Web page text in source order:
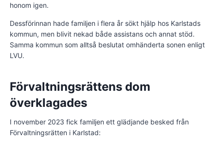
honom igen.
Dessförinnan hade familjen i flera år sökt hjälp hos Karlstads
kommun, men blivit nekad både assistans och annat stöd.
Samma kommun som alltså beslutat omhänderta sonen enligt
LVU.
Förvaltningsrättens dom
överklagades
I november 2023 fick familjen ett glädjande besked från
Förvaltningsrätten i Karlstad: